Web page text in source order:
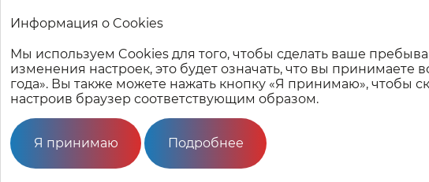
Мегапроекты настоящего и будущего
Информация о Cookies
Мы используем Cookies для того, чтобы сделать ваше
изменения настроек, это будет означать, что вы принимаете
года». Вы также можете нажать кнопку «Я принимаю», чтобы
настроив браузер соответствующим образом.
Я принимаю Подробнее